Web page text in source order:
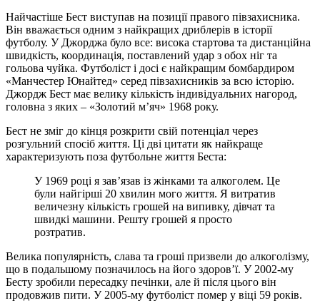
Найчастіше Бест виступав на позиції правого півзахисника.
Він вважається одним з найкращих дриблерів в історії
футболу. У Джорджа було все: висока стартова та дистанційна
швидкість, координація, поставлений удар з обох ніг та
гольова чуйка. Футболіст і досі є найкращим бомбардиром
«Манчестер Юнайтед» серед півзахисників за всю історію.
Джордж Бест має велику кількість індивідуальних нагород,
головна з яких – «Золотий м’яч» 1968 року.
Бест не зміг до кінця розкрити свій потенціал через
розгульний спосіб життя. Ці дві цитати як найкраще
характеризують поза футбольне життя Беста:
У 1969 році я зав’язав із жінками та алкоголем. Це
були найгірші 20 хвилин мого життя. Я витратив
величезну кількість грошей на випивку, дівчат та
швидкі машини. Решту грошей я просто
розтратив.
Велика популярність, слава та гроші призвели до алкоголізму,
що в подальшому позначилось на його здоров’ї. У 2002-му
Бесту зробили пересадку печінки, але й після цього він
продовжив пити. У 2005-му футболіст помер у віці 59 років.